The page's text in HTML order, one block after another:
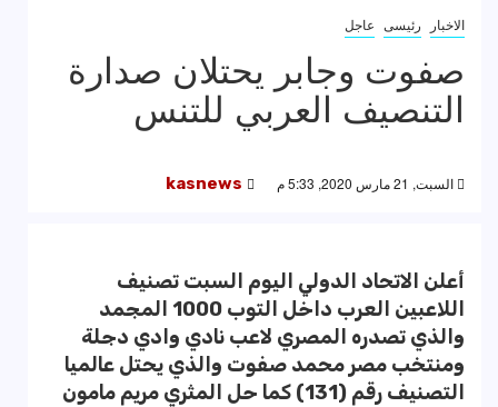
الاخبار رئيسى عاجل
صفوت وجابر يحتلان صدارة
التنصيف العربي للتنس
السبت, 21 مارس 2020, 5:33 م kasnews
أعلن الاتحاد الدولي اليوم السبت تصنيف
اللاعبين العرب داخل التوب 1000 المجمد
والذي تصدره المصري لاعب نادي وادي دجلة
ومنتخب مصر محمد صفوت والذي يحتل عالميا
التصنيف رقم (131) كما حل المثري مريم مامون